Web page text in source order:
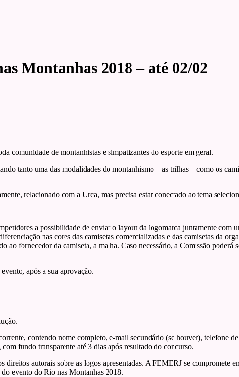
Montanhas 2018 – até 02/02
comunidade de montanhistas e simpatizantes do esporte em geral.
tanto uma das modalidades do montanhismo – as trilhas – como os
relacionado com a Urca, mas precisa estar conectado ao tema
a possibilidade de enviar o layout da logomarca juntamente com
nas cores das camisetas comercializadas e das camisetas da
ao fornecedor da camiseta, a malha. Caso necessário, a Comissão
após a sua aprovação.
contendo nome completo, e-mail secundário (se houver), telefone
fundo transparente até 3 dias após resultado do concurso.
autorais sobre as logos apresentadas. A FEMERJ se compromete
evento do Rio nas Montanhas 2018.